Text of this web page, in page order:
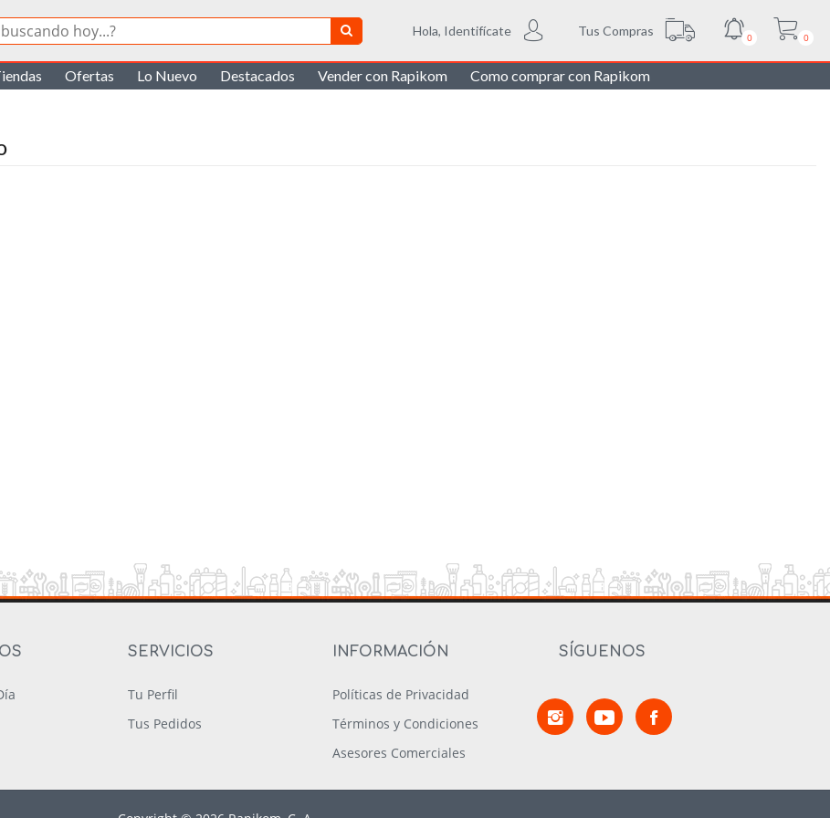
Hola, Identifícate Tus Compras 0 0
Ofertas Lo Nuevo Destacados Vender con Rapikom Como comprar con Rapikom
SERVICIOS
Tu Perfil
Tus Pedidos
INFORMACIÓN
Políticas de Privacidad
Términos y Condiciones
Asesores Comerciales
SÍGUENOS